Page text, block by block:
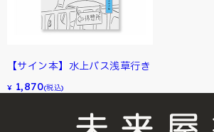
【サイン本】水上バス浅草行き
¥ 1,870(税込)